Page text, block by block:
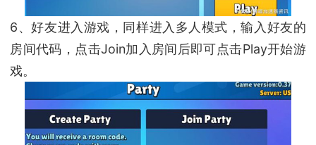
6、好友进入游戏，同样进入多人模式，输入好友的
房间代码，点击Join加入房间后即可点击Play开始游
戏。